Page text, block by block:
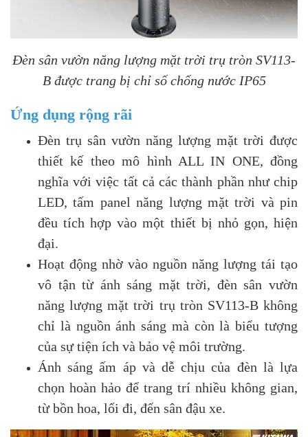
Đèn sân vườn năng lượng mặt trời trụ tròn SV113-
B được trang bị chỉ số chống nước IP65
Ứng dụng rộng rãi
Đèn trụ sân vườn năng lượng mặt trời được
thiết kế theo mô hình ALL IN ONE, đồng
nghĩa với việc tất cả các thành phần như chip
LED, tấm panel năng lượng mặt trời và pin
đều tích hợp vào một thiết bị nhỏ gọn, hiện
đại.
Hoạt động nhờ vào nguồn năng lượng tái tạo
vô tận từ ánh sáng mặt trời, đèn sân vườn
năng lượng mặt trời trụ tròn SV113-B không
chỉ là nguồn ánh sáng mà còn là biểu tượng
của sự tiện ích và bảo vệ môi trường.
Ánh sáng ấm áp và dễ chịu của đèn là lựa
chọn hoàn hảo để trang trí nhiều không gian,
từ bồn hoa, lối đi, đến sân đậu xe.